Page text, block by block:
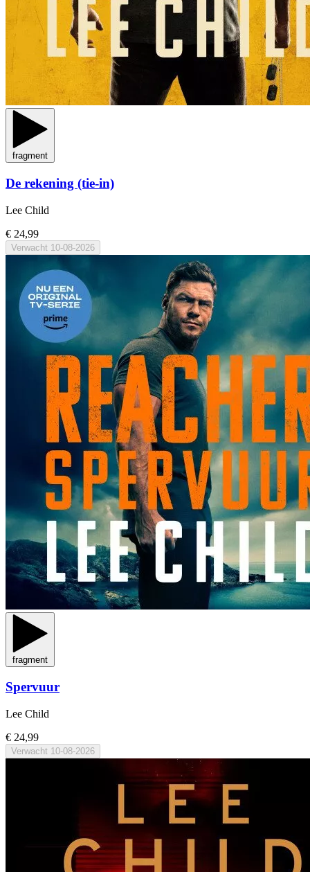
fragment
De rekening (tie-in)
Lee Child
€ 24,99
Verwacht 10-08-2026
fragment
Spervuur
Lee Child
€ 24,99
Verwacht 10-08-2026